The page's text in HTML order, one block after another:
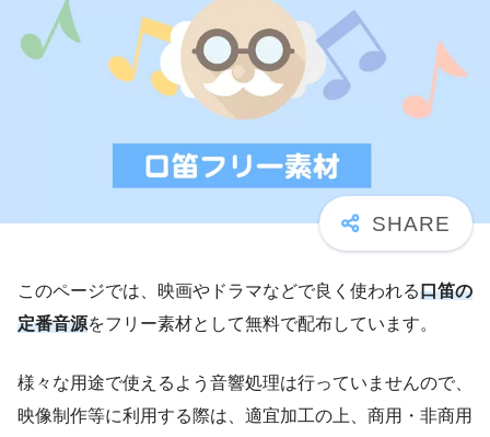
このページでは、映画やドラマなどで良く使われる口笛の
定番音源をフリー素材として無料で配布しています。
様々な用途で使えるよう音響処理は行っていませんので、
映像制作等に利用する際は、適宜加工の上、商用・非商用